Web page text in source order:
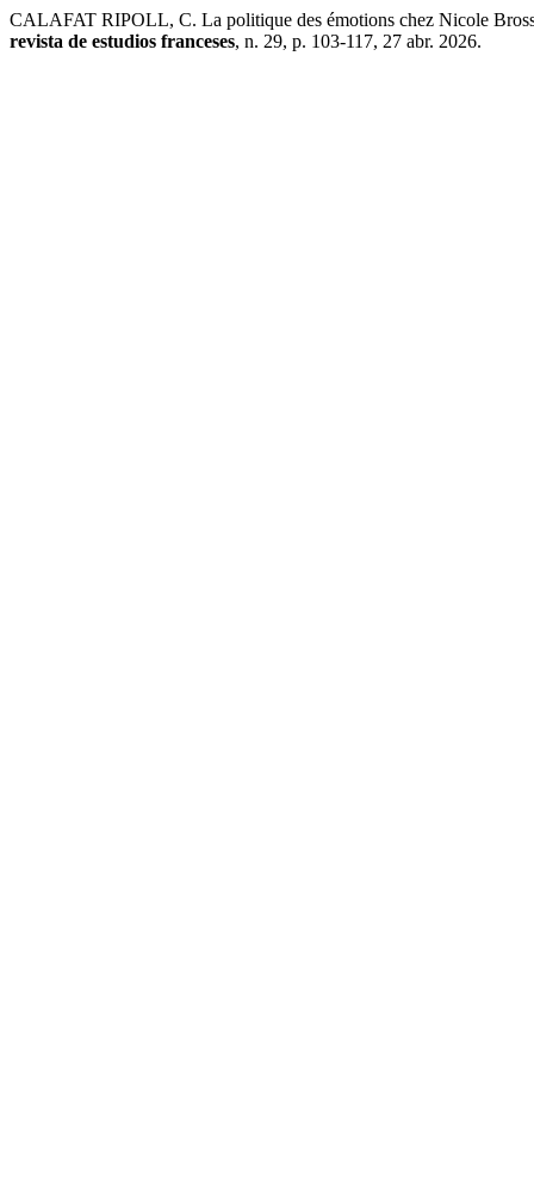
CALAFAT RIPOLL, C. La politique des émotions chez Nicole
revista de estudios franceses, n. 29, p. 103-117, 27 abr. 2026.